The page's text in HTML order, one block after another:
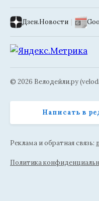
Дзен.Новости |
© 2026 Велодейли.ру
Написать в
Реклама и обратная связь:
Политика